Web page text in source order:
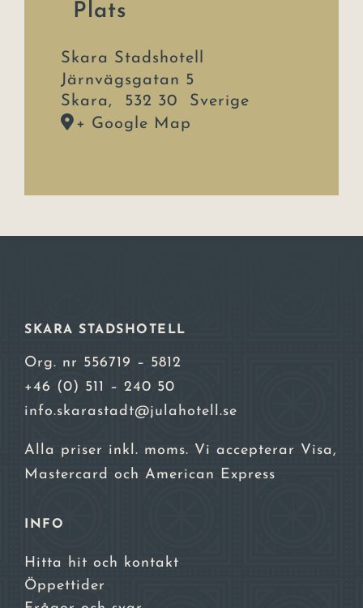
Plats
Skara Stadshotell
Järnvägsgatan 5
Skara, 532 30
Sverige
+ Google Map
SKARA STADSHOTELL
Org. nr 556719 – 5812
+46 (0) 511 – 240 50
info.skarastadt@julahotell.se
Alla priser inkl. moms. Vi accepterar Visa,
Mastercard och American Express
INFO
Hitta hit och kontakt
Öppettider